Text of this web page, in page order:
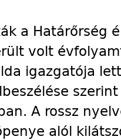
a Határőrség
volt
igazgatója
A rossz
alól